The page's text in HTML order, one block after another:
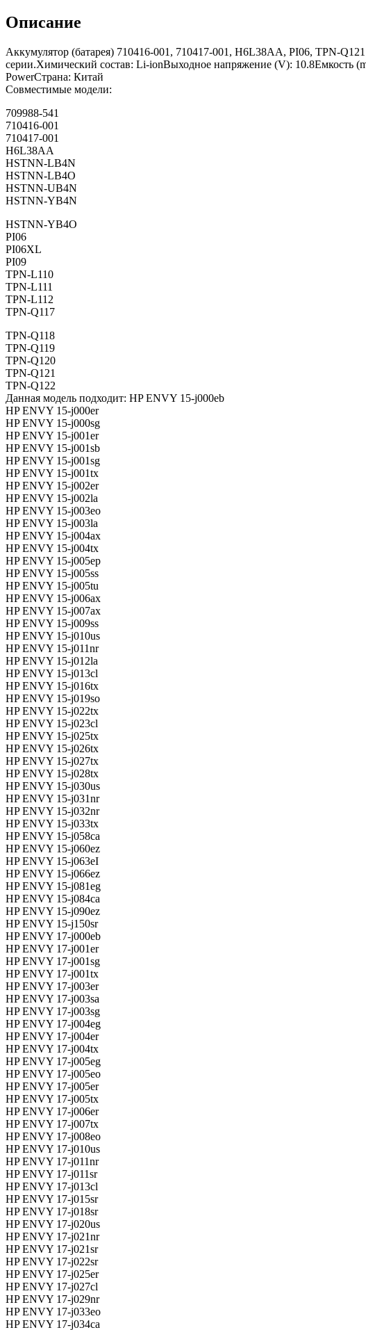
Описание
Аккумулятор (батарея) 710416-001, 710417-001, H6L38AA, PI06, TPN-
серии.Химический состав: Li-ionВыходное напряжение (V): 10.8Емкость
PowerСтрана: Китай
Совместимые модели:
709988-541
710416-001
710417-001
H6L38AA
HSTNN-LB4N
HSTNN-LB4O
HSTNN-UB4N
HSTNN-YB4N
HSTNN-YB4O
PI06
PI06XL
PI09
TPN-L110
TPN-L111
TPN-L112
TPN-Q117
TPN-Q118
TPN-Q119
TPN-Q120
TPN-Q121
TPN-Q122
Данная модель подходит: HP ENVY 15-j000eb
HP ENVY 15-j000er
HP ENVY 15-j000sg
HP ENVY 15-j001er
HP ENVY 15-j001sb
HP ENVY 15-j001sg
HP ENVY 15-j001tx
HP ENVY 15-j002er
HP ENVY 15-j002la
HP ENVY 15-j003eo
HP ENVY 15-j003la
HP ENVY 15-j004ax
HP ENVY 15-j004tx
HP ENVY 15-j005ep
HP ENVY 15-j005ss
HP ENVY 15-j005tu
HP ENVY 15-j006ax
HP ENVY 15-j007ax
HP ENVY 15-j009ss
HP ENVY 15-j010us
HP ENVY 15-j011nr
HP ENVY 15-j012la
HP ENVY 15-j013cl
HP ENVY 15-j016tx
HP ENVY 15-j019so
HP ENVY 15-j022tx
HP ENVY 15-j023cl
HP ENVY 15-j025tx
HP ENVY 15-j026tx
HP ENVY 15-j027tx
HP ENVY 15-j028tx
HP ENVY 15-j030us
HP ENVY 15-j031nr
HP ENVY 15-j032nr
HP ENVY 15-j033tx
HP ENVY 15-j058ca
HP ENVY 15-j060ez
HP ENVY 15-j063eI
HP ENVY 15-j066ez
HP ENVY 15-j081eg
HP ENVY 15-j084ca
HP ENVY 15-j090ez
HP ENVY 15-j150sr
HP ENVY 17-j000eb
HP ENVY 17-j001er
HP ENVY 17-j001sg
HP ENVY 17-j001tx
HP ENVY 17-j003er
HP ENVY 17-j003sa
HP ENVY 17-j003sg
HP ENVY 17-j004eg
HP ENVY 17-j004er
HP ENVY 17-j004tx
HP ENVY 17-j005eg
HP ENVY 17-j005eo
HP ENVY 17-j005er
HP ENVY 17-j005tx
HP ENVY 17-j006er
HP ENVY 17-j007tx
HP ENVY 17-j008eo
HP ENVY 17-j010us
HP ENVY 17-j011nr
HP ENVY 17-j011sr
HP ENVY 17-j013cl
HP ENVY 17-j015sr
HP ENVY 17-j018sr
HP ENVY 17-j020us
HP ENVY 17-j021nr
HP ENVY 17-j021sr
HP ENVY 17-j022sr
HP ENVY 17-j025er
HP ENVY 17-j027cl
HP ENVY 17-j029nr
HP ENVY 17-j033eo
HP ENVY 17-j034ca